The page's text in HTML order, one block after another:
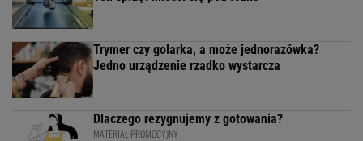
Trymer czy golarka, a może jednorazówka?
Jedno urządzenie rzadko wystarcza
Dlaczego rezygnujemy z gotowania?
MATERIAŁ PROMOCYJNY